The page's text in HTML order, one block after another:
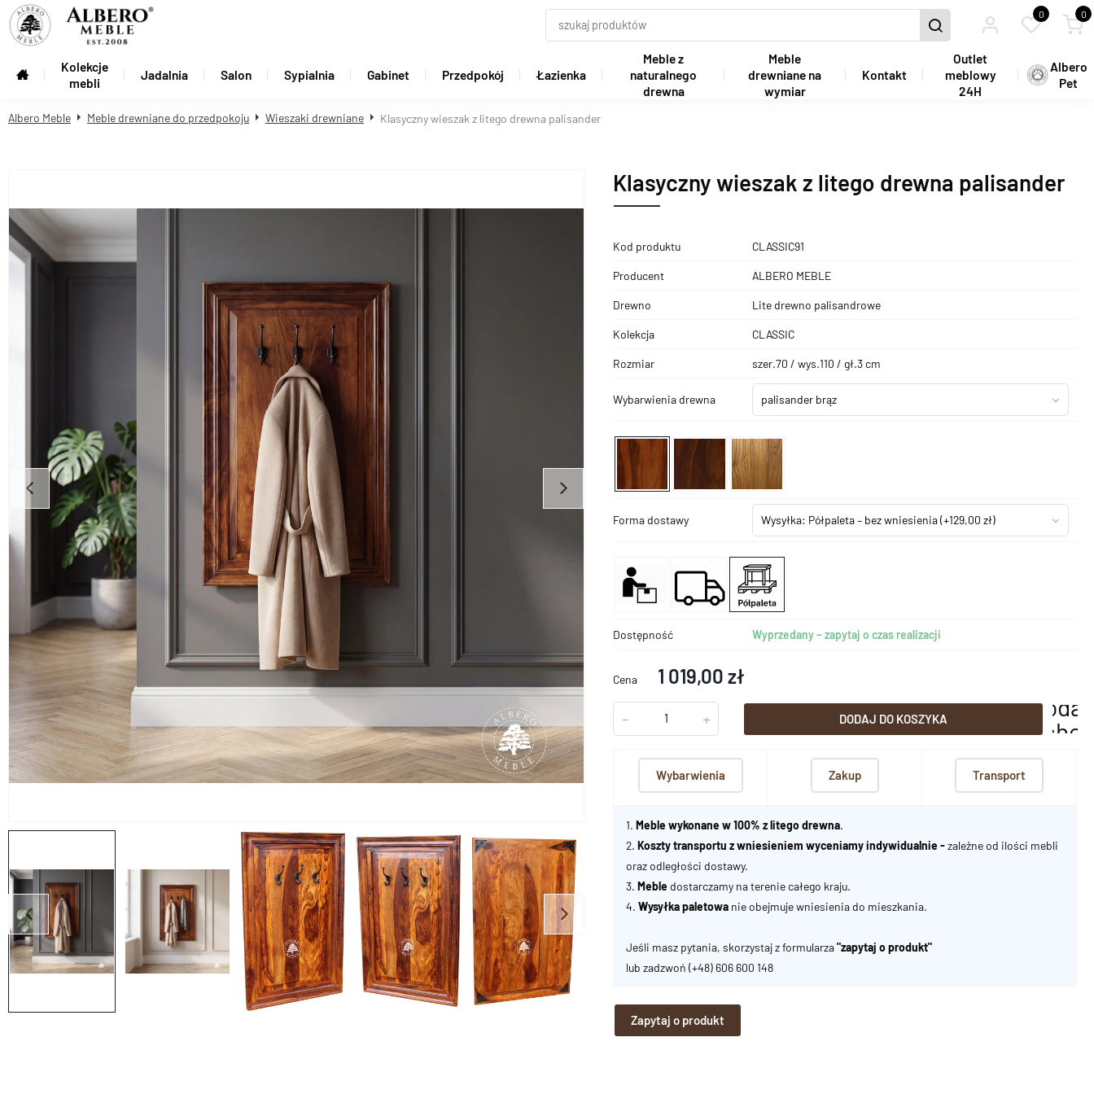
0 0
Kolekcje
mebli
Jadalnia Salon Sypialnia Gabinet Przedpokój Łazienka
Meble z
naturalnego
drewna
Meble
drewniane na
wymiar
Kontakt
Outlet
meblowy
24H
Albero
Pet
Albero Meble Meble drewniane do przedpokoju Wieszaki drewniane Klasyczny wieszak z litego drewna palisander
Klasyczny wieszak z litego drewna palisander
Kod produktu CLASSIC91
Producent ALBERO MEBLE
Drewno Lite drewno palisandrowe
Kolekcja CLASSIC
Rozmiar szer.70 / wys.110 / gł.3 cm
Wybarwienia drewna palisander brąz
Forma dostawy Wysyłka: Półpaleta – bez wniesienia(+129,00 zł)
Dostępność Wyprzedany – zapytaj o czas realizacji
Cena 1 019,00 zł
- + DODAJ DO KOSZYKA
dodaj
Wybarwienia Zakup Transport
1.Meble wykonane w 100% z litego drewna.
2.Koszty transportu z wniesieniem wyceniamy indywidualnie -zależne od ilości mebli
oraz odległości dostawy.
3.Meble dostarczamy na terenie całego kraju.
4.Wysyłka paletowa nie obejmuje wniesienia do mieszkania.
Jeśli masz pytania, skorzystaj z formularza"zapytaj o produkt"
lub zadzwoń(+48) 606 600 148
Zapytaj o produkt